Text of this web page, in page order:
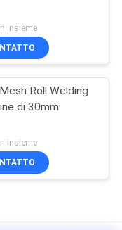
insieme
Roll Welding
di 30mm
insieme